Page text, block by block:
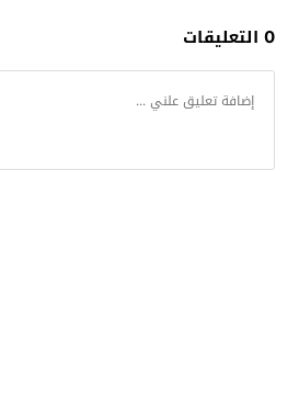
0 التعليقات